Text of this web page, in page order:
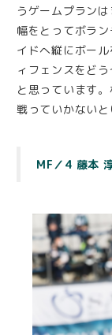
うゲームプラン
幅をとってボラ
イドへ縦にボー
ィフェンスをど
と思っています
戦っていかないと
MF／4 藤本